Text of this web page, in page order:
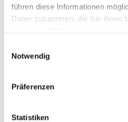
führen diese Informationen
Daten zusammen, die Sie ihnen
Notwendig
Präferenzen
Statistiken